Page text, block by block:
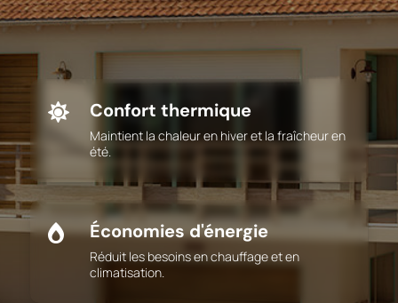
 Confort thermique
Maintient la chaleur en hiver et la fraîcheur en
été.
 Économies d'énergie
Réduit les besoins en chauffage et en
climatisation.